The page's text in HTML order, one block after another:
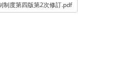
制度第四版第2次修訂.pdf